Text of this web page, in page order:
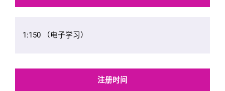
1:150 （电子学习）
注册时间